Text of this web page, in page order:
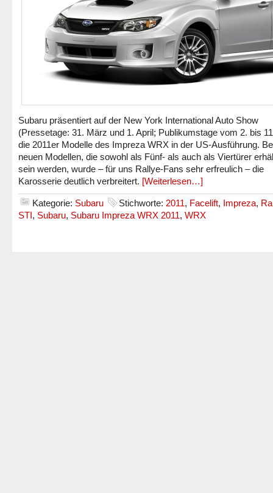
Subaru präsentiert auf der New York International Auto Show
(Pressetage: 31. März und 1. April; Publikumstage vom 2. bis
die 2011er Modelle des Impreza WRX in der US-Ausführung.
neuen Modellen, die sowohl als Fünf- als auch als Viertürer
sein werden, wurde – für uns Rallye-Fans sehr erfreulich – die
Karosserie deutlich verbreitert. [Weiterlesen…]
Kategorie: Subaru Stichworte: 2011, Facelift, Impreza,
STI, Subaru, Subaru Impreza WRX 2011, WRX